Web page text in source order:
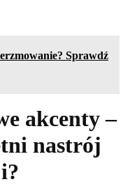
Sprawdź
akcenty –
nastrój